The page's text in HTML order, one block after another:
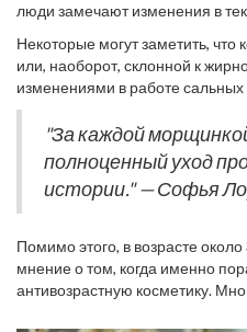
люди замечают изменения в
дерме. Снижение производства
к потере упругости и
факторы, такие как воздействие
Даже если вы тщательно
этом возрасте она начинает
внимания.
Некоторые могут заметить, что
или, наоборот, склонной к
изменениями в работе
увлажненности кожного
появляются пигментные пятна
что может вызвать чувство
Важно понимать, что каждое
решения для всех не
необходимо пересмотреть
возможно, заменить их на
состояния кожи.
"За каждой
полноценный уход
истории." — Софья
Помимо этого, в возрасте
мнение о том, когда именно
антивозрастную косметику.